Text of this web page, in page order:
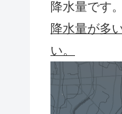
降水量です。
降水量が多
い。